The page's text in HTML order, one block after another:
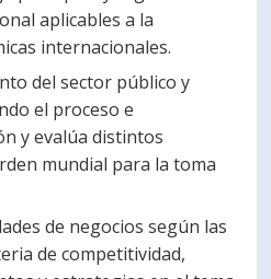
aplicables a la
internacionales.
del sector público y
el proceso e
y evalúa distintos
mundial para la toma
de negocios según las
de competitividad,